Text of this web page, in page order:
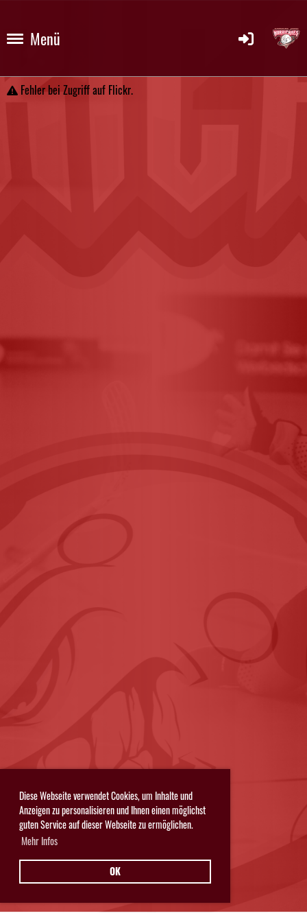
Diese Webseite verwendet Cookies, um Inhalte und
Anzeigen zu personalisieren und Ihnen einen möglichst
guten Service auf dieser Webseite zu ermöglichen.
Mehr Infos
OK
Menü
Fehler bei Zugriff auf Flickr.